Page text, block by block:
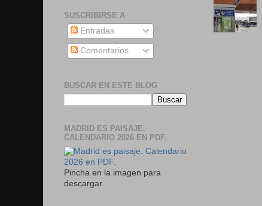
SUSCRIBIRSE A
Entradas
Comentarios
BUSCAR EN ESTE BLOG
MADRID ES PAISAJE.
CALENDARIO 2026 EN PDF.
Pincha en la imagen para
descargar.